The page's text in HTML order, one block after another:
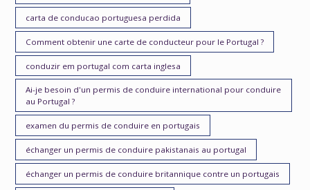
carta de conducao portuguesa perdida
Comment obtenir une carte de conducteur pour le Portugal ?
conduzir em portugal com carta inglesa
Ai-je besoin d'un permis de conduire international pour conduire
au Portugal ?
examen du permis de conduire en portugais
échanger un permis de conduire pakistanais au portugal
échanger un permis de conduire britannique contre un portugais